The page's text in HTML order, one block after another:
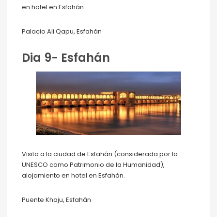
en hotel en Esfahán
Palacio Ali Qapu, Esfahán
Dia 9- Esfahán
Visita a la ciudad de Esfahán (considerada por la
UNESCO como Patrimonio de la Humanidad),
alojamiento en hotel en Esfahán.
Puente Khaju, Esfahán